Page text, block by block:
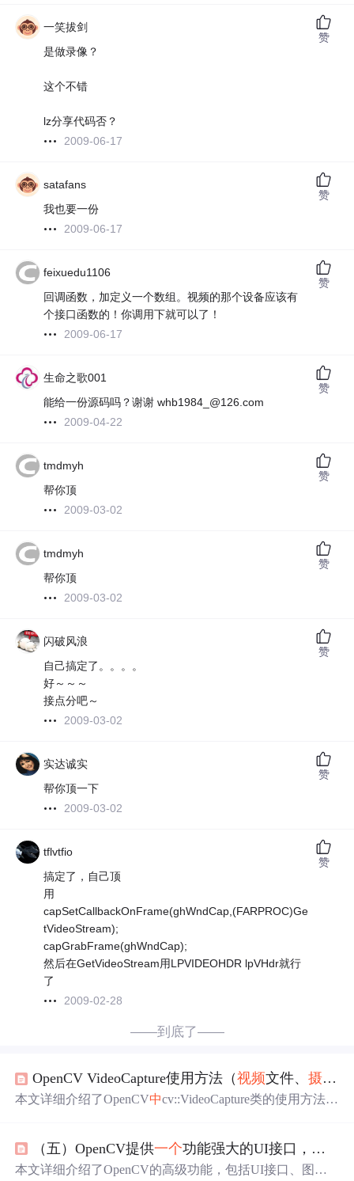
一笑拔剑
是做录像？
这个不错
lz分享代码否？
2009-06-17
赞
satafans
我也要一份
2009-06-17
赞
feixuedu1106
回调函数，加定义一个数组。视频的那个设备应该有
个接口函数的！你调用下就可以了！
2009-06-17
赞
生命之歌001
能给一份源码吗？谢谢 whb1984_@126.com
2009-04-22
赞
tmdmyh
帮你顶
2009-03-02
赞
tmdmyh
帮你顶
2009-03-02
赞
闪破风浪
自己搞定了。。。。
好～～～
接点分吧～
2009-03-02
赞
实达诚实
帮你顶一下
2009-03-02
赞
tflvtfio
搞定了，自己顶
用
capSetCallbackOnFrame(ghWndCap,(FARPROC)Ge
tVideoStream);
capGrabFrame(ghWndCap);
然后在GetVideoStream用LPVIDEOHDR lpVHdr就行
了
2009-02-28
赞
——到底了——
OpenCV VideoCapture使用方法（视频文件、摄像头
本文详细介绍了OpenCV中cv::VideoCapture类的使用方法，
读取 （read()与>>操作符）、属性设置与获取（如自动曝光
控制）、帧定位（按时间/帧号/比例）、资源释放等关键A
（五）OpenCV提供一个功能强大的UI接口，可以在MFC、Qt、WinForms、Cocoa等平台下使用
本文详细介绍了OpenCV的高级功能，包括UI接口、图像